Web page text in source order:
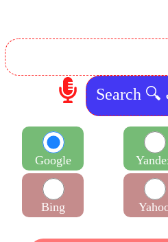
Google
Bing